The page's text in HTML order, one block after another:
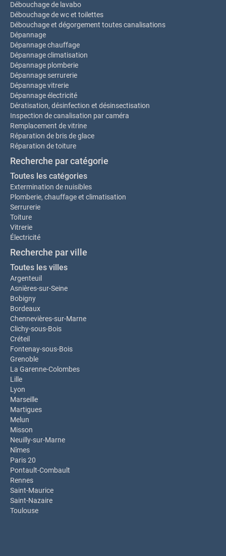
Débouchage de lavabo
Débouchage de wc et toilettes
Débouchage et dégorgement toutes canalisations
Dépannage
Dépannage chauffage
Dépannage climatisation
Dépannage plomberie
Dépannage serrurerie
Dépannage vitrerie
Dépannage électricité
Dératisation, désinfection et désinsectisation
Inspection de canalisation par caméra
Remplacement de vitrine
Réparation de bris de glace
Réparation de toiture
Recherche par catégorie
Toutes les catégories
Extermination de nuisibles
Plomberie, chauffage et climatisation
Serrurerie
Toiture
Vitrerie
Électricité
Recherche par ville
Toutes les villes
Argenteuil
Asnières-sur-Seine
Bobigny
Bordeaux
Chennevières-sur-Marne
Clichy-sous-Bois
Créteil
Fontenay-sous-Bois
Grenoble
La Garenne-Colombes
Lille
Lyon
Marseille
Martigues
Melun
Misson
Neuilly-sur-Marne
Nîmes
Paris 20
Pontault-Combault
Rennes
Saint-Maurice
Saint-Nazaire
Toulouse